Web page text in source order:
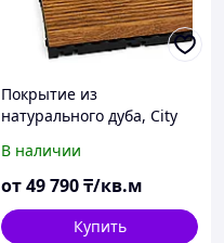
Покрытие из
натурального дуба, City
В наличии
от49 790₸/кв.м
Купить